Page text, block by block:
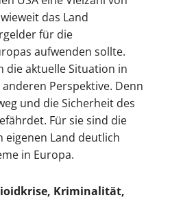
das Land
für die
aufwenden sollte.
die aktuelle Situation in
Perspektive. Denn
und die Sicherheit des
Für sie sind die
eigenen Land deutlich
in Europa.
Kriminalität,